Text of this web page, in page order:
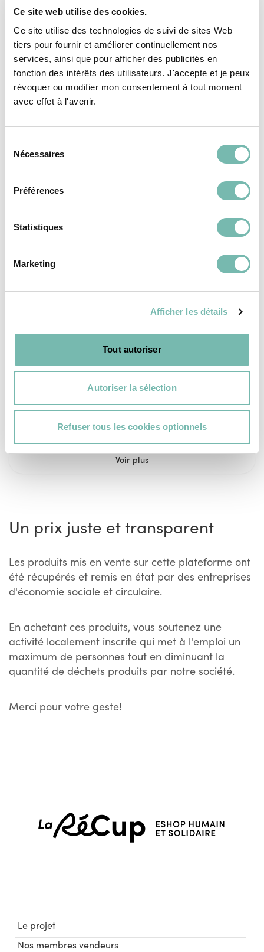
Ce site web utilise des cookies.
Ce site utilise des technologies de suivi de sites Web
tiers pour fournir et améliorer continuellement nos
services, ainsi que pour afficher des publicités en
fonction des intérêts des utilisateurs. J'accepte et je peux
révoquer ou modifier mon consentement à tout moment
avec effet à l'avenir.
Nécessaires
Préférences
Statistiques
Marketing
Afficher les détails
Tout autoriser
Autoriser la sélection
Refuser tous les cookies optionnels
double ouvrant oscillo
battant
60,00 €
TOURNAI
SOL
Carreaux blanc
REVÊTEMENTS DE
Carreaux style
Voir plus
Un prix juste et transparent
Les produits mis en vente sur cette plateforme ont
été récupérés et remis en état par des entreprises
d'économie sociale et circulaire.
En achetant ces produits, vous soutenez une
activité localement inscrite qui met à l'emploi un
maximum de personnes tout en diminuant la
quantité de déchets produits par notre société.
Merci pour votre geste!
Le projet
Nos membres vendeurs